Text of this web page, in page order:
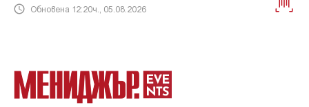
Обновена 12:20ч., 05.08.2026